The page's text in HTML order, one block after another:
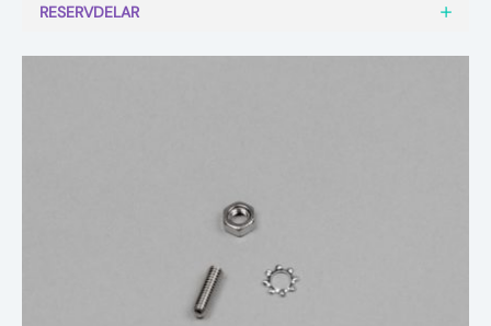
Service
Underhållstips
Kontakt
RESERVDELAR